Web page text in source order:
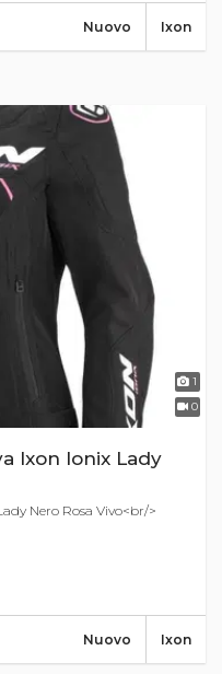
Ixon
Nuovo
1
0
Ixon Ionix Lady
Nero Rosa Vivo<br/>
Ixon
Nuovo